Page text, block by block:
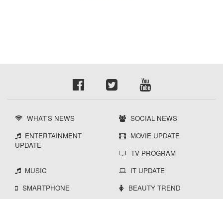
WHAT'S NEWS
SOCIAL NEWS
ENTERTAINMENT
UPDATE
MOVIE UPDATE
TV PROGRAM
MUSIC
IT UPDATE
SMARTPHONE
BEAUTY TREND